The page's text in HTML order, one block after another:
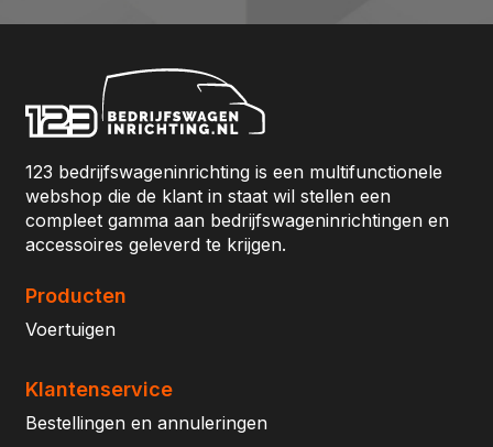
123 bedrijfswageninrichting is een multifunctionele
webshop die de klant in staat wil stellen een
compleet gamma aan bedrijfswageninrichtingen en
accessoires geleverd te krijgen.
Producten
Voertuigen
Klantenservice
Bestellingen en annuleringen